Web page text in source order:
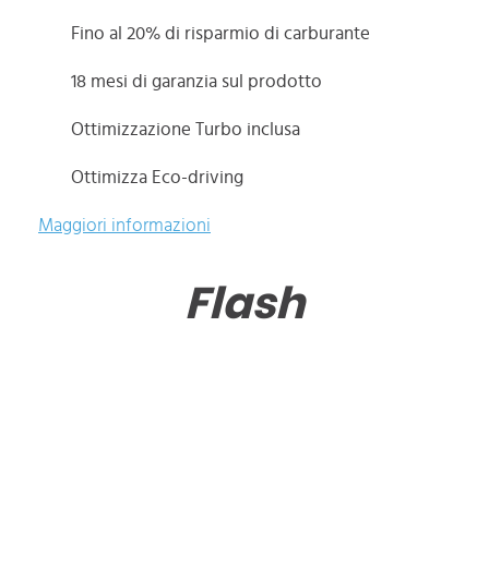
Fino al 20% di risparmio di carburante
18 mesi di garanzia sul prodotto
Ottimizzazione Turbo inclusa
Ottimizza Eco-driving
Maggiori informazioni
Flash